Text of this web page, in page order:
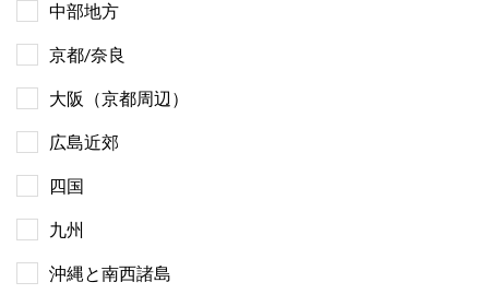
中部地方
京都/奈良
大阪（京都周辺）
広島近郊
四国
九州
沖縄と南西諸島